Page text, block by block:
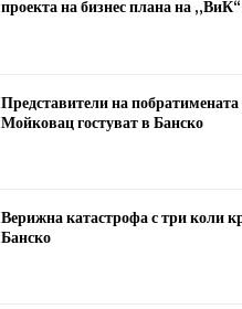
проекта на бизнес плана на „ВиК“
Представители на
Мойковац гостуват в Банско
Верижна катастрофа с три коли
Банско